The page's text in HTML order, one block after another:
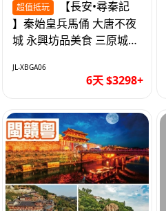
超值抵玩
】秦始皇兵馬俑 大唐不夜
城 永興坊品美食 三原城隍
JL-XBGA06
6天 $3298+